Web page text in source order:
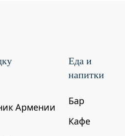
мест в Армении -
над Воротанским ущельем
Армении
Еда и
напитки
Бар
Кафе